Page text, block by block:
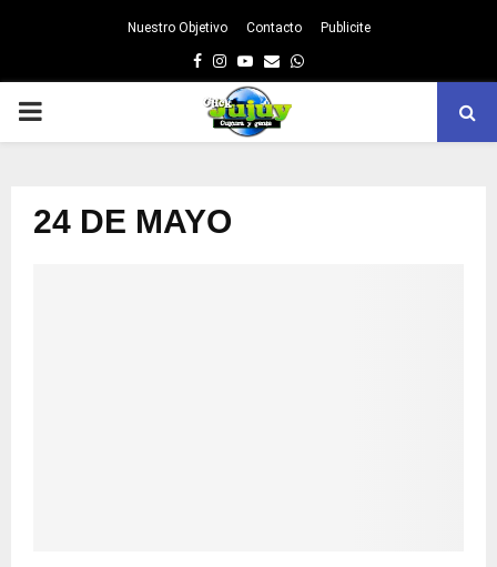
Nuestro Objetivo Contacto Publicite
Facebook
Instagram
Youtube
EmailWhatsapp
PRIMARY
24 DE MAYO